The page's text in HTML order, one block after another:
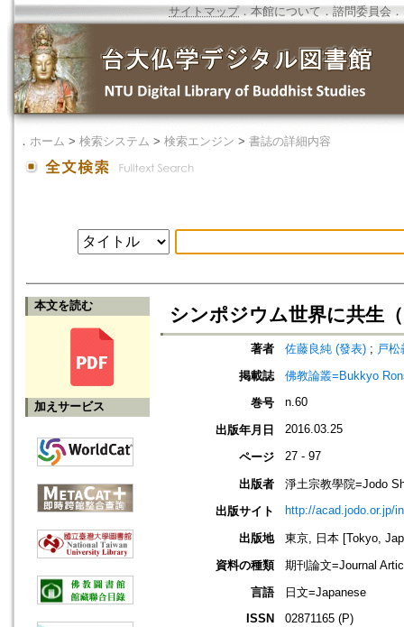
サイトマップ．本館について ． 諮問委員会 ．
． ホーム > 検索システム > 検索エンジン > 書誌の詳細内容
本文を読む
加えサービス
シンポジウム世界に共生
著者 佐藤良純 (發表) ; 戸松
掲載誌
佛教論叢=Bukkyo
巻号
n.60
出版年月日 2016.03.25
ページ 27 - 97
出版者
淨土宗教學院=Jodo
出版サイト
http://acad.jodo.or.jp/
出版地
東京, 日本 [Tokyo,
資料の種類
期刊論文=Journal
言語
日文=Japanese
ISSN
02871165 (P)